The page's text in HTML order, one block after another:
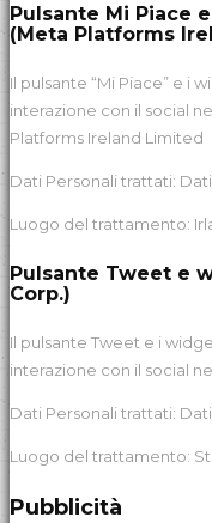
Pulsante Mi Piace
(Meta Platforms
Il pulsante “Mi Piace” e i
interazione con il social
Platforms Ireland Limited
Dati Personali trattati:
Luogo del trattamento:
Pulsante Tweet e
Corp.)
Il pulsante Tweet e i
interazione con il social
Dati Personali trattati:
Luogo del trattamento:
Pubblicità